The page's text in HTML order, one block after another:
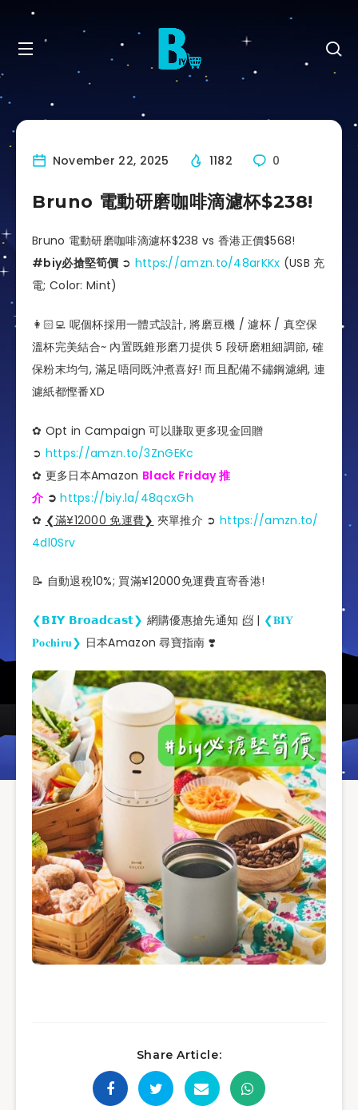
November 22, 2025 1182 0
Bruno 電動研磨咖啡滴濾杯$238!
Bruno 電動研磨咖啡滴濾杯$238 vs 香港正價$568!
#biy必搶堅筍價 ➲ https://amzn.to/48arKKx (USB 充
電; Color: Mint)
👩🏻‍💻 呢個杯採用一體式設計, 將磨豆機 / 濾杯 / 真空保
溫杯完美結合~ 內置既錐形磨刀提供 5 段研磨粗細調節, 確
保粉末均勻, 滿足唔同既沖煮喜好! 而且配備不鏽鋼濾網, 連
濾紙都慳番XD
✿ Opt in Campaign 可以賺取更多現金回贈
➲ https://amzn.to/3ZnGEKc
✿ 更多日本Amazon Black Friday 推
介 ➲ https://biy.la/48qcxGh
✿ ❮滿¥12000 免運費❯ 夾單推介️ ➲ https://amzn.to/
4dl0Srv
📝 自動退稅10%; 買滿¥12000免運費直寄香港!
❮𝗕𝗜𝗬 𝗕𝗿𝗼𝗮𝗱𝗰𝗮𝘀𝘁❯ 網購優惠搶先通知 📨 | ❮𝐁𝐈𝐘
𝐏𝐨𝐜𝐡𝐢𝐫𝐮❯ 日本Amazon 尋寶指南 ❣️
Share Article: